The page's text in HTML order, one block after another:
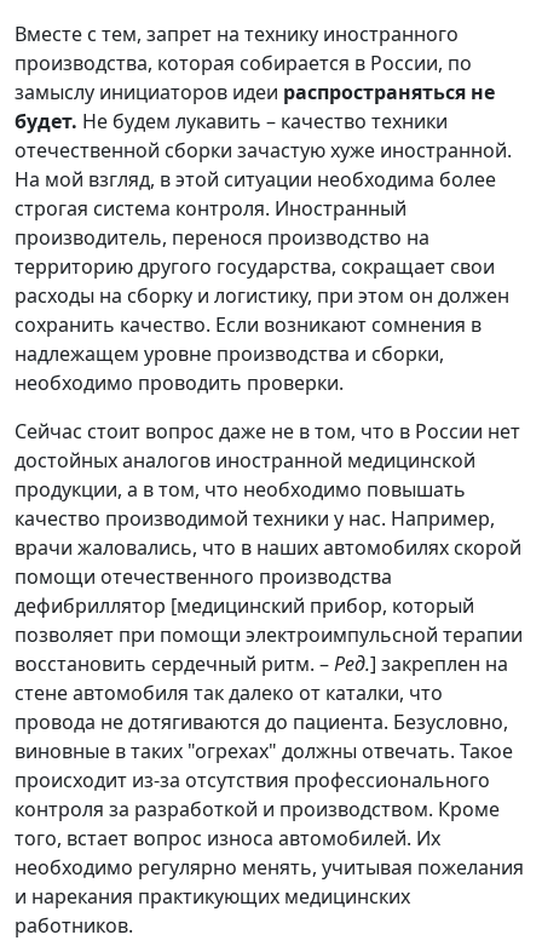
Вместе с тем, запрет на технику иностранного
производства, которая собирается в России, по
замыслу инициаторов идеи распространяться не
будет. Не будем лукавить – качество техники
отечественной сборки зачастую хуже иностранной.
На мой взгляд, в этой ситуации необходима более
строгая система контроля. Иностранный
производитель, перенося производство на
территорию другого государства, сокращает свои
расходы на сборку и логистику, при этом он должен
сохранить качество. Если возникают сомнения в
надлежащем уровне производства и сборки,
необходимо проводить проверки.
Сейчас стоит вопрос даже не в том, что в России нет
достойных аналогов иностранной медицинской
продукции, а в том, что необходимо повышать
качество производимой техники у нас. Например,
врачи жаловались, что в наших автомобилях скорой
помощи отечественного производства
дефибриллятор [медицинский прибор, который
позволяет при помощи электроимпульсной терапии
восстановить сердечный ритм. –Ред.] закреплен на
стене автомобиля так далеко от каталки, что
провода не дотягиваются до пациента. Безусловно,
виновные в таких "огрехах" должны отвечать. Такое
происходит из-за отсутствия профессионального
контроля за разработкой и производством. Кроме
того, встает вопрос износа автомобилей. Их
необходимо регулярно менять, учитывая пожелания
и нарекания практикующих медицинских
работников.